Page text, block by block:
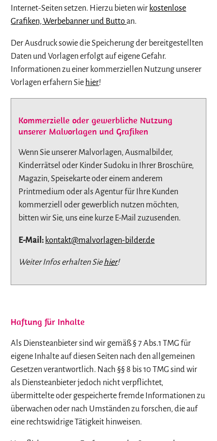
Internet-Seiten setzen. Hierzu bieten wir kostenlose
Grafiken, Werbebanner und Buttoan.
Der Ausdruck sowie die Speicherung der bereitgestellten
Daten und Vorlagen erfolgt auf eigene Gefahr.
Informationen zu einer kommerziellen Nutzung unserer
Vorlagen erfahern Sie hier!
Kommerzielle oder gewerbliche Nutzung
unserer Malvorlagen und Grafiken
Wenn Sie unserer Malvorlagen, Ausmalbilder,
Kinderrätsel oder Kinder Sudoku in Ihrer Broschüre,
Magazin, Speisekarte oder einem anderem
Printmedium oder als Agentur für Ihre Kunden
kommerziell oder gewerblich nutzen möchten,
bitten wir Sie, uns eine kurze E-Mail zuzusenden.
E-Mail: kontakt@malvorlagen-bilder.de
Weiter Infos erhalten Siehier!
Haftung für Inhalte
Als Diensteanbieter sind wir gemäß § 7 Abs.1 TMG für
eigene Inhalte auf diesen Seiten nach den allgemeinen
Gesetzen verantwortlich. Nach §§ 8 bis 10 TMG sind wir
als Diensteanbieter jedoch nicht verpflichtet,
übermittelte oder gespeicherte fremde Informationen zu
überwachen oder nach Umständen zu forschen, die auf
eine rechtswidrige Tätigkeit hinweisen.